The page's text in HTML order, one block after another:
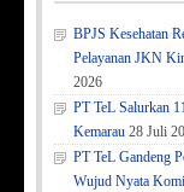
BPJS Kesehatan
Pelayanan JKN
2026
PT TeL Salurkan
Kemarau 28 Juli
PT TeL Gandeng
Wujud Nyata